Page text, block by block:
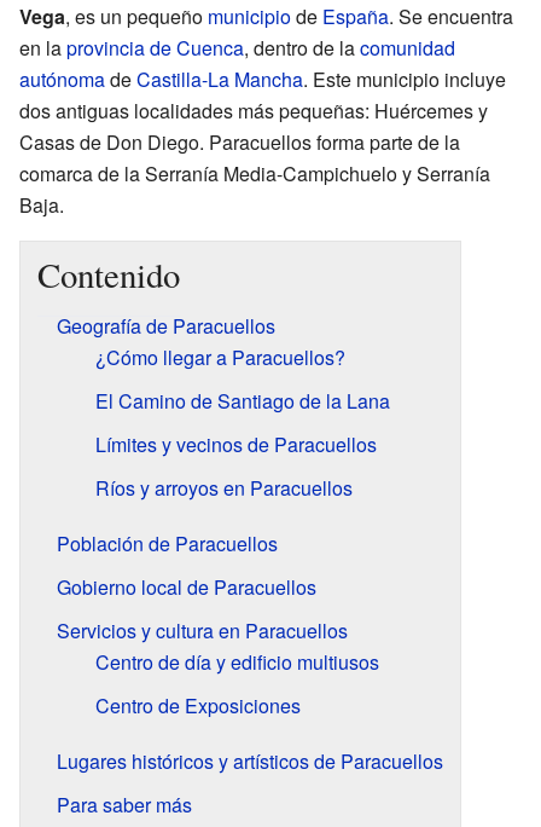
Vega, es un pequeño municipiode España. Se encuentra
en laprovincia de Cuenca, dentro de lacomunidad
autónomadeCastilla-La Mancha. Este municipio incluye
dos antiguas localidades más pequeñas: Huércemes y
Casas de Don Diego. Paracuellos forma parte de la
comarca de la Serranía Media-Campichuelo y Serranía
Baja.
Contenido
Geografía de Paracuellos
¿Cómo llegar a Paracuellos?
El Camino de Santiago de la Lana
Límites y vecinos de Paracuellos
Ríos y arroyos en Paracuellos
Población de Paracuellos
Gobierno local de Paracuellos
Servicios y cultura en Paracuellos
Centro de día y edificio multiusos
Centro de Exposiciones
Lugares históricos y artísticos de Paracuellos
Para saber más